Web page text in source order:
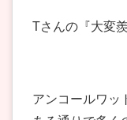
Tさんの『大変
アンコールワッ